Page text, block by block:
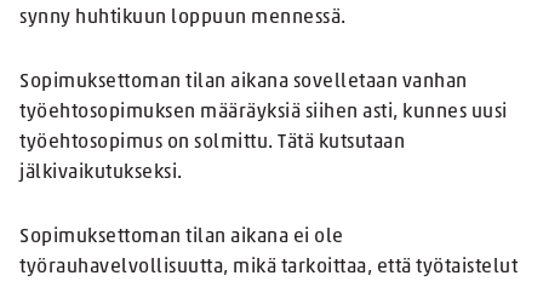
synny huhtikuun loppuun mennessä.
Sopimuksettoman tilan aikana sovelletaan vanhan
työehtosopimuksen määräyksiä siihen asti, kunnes uusi
työehtosopimus on solmittu. Tätä kutsutaan
jälkivaikutukseksi.
Sopimuksettoman tilan aikana ei ole
työrauhavelvollisuutta, mikä tarkoittaa, että työtaistelut